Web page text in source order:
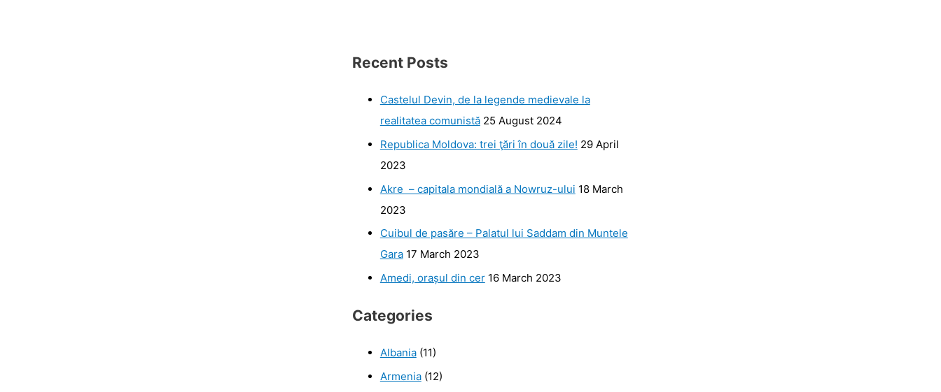
Recent Posts
Castelul Devin, de la legende medievale la
realitatea comunistă 25 August 2024
Republica Moldova: trei ţări în două zile! 29 April
2023
Akre – capitala mondială a Nowruz-ului 18 March
2023
Cuibul de pasăre – Palatul lui Saddam din Muntele
Gara 17 March 2023
Amedi, orașul din cer 16 March 2023
Categories
Albania(11)
Armenia(12)